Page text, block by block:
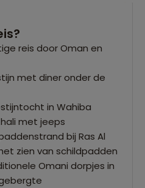
reis door Oman en
met diner onder de
in Wahiba
met jeeps
bij Ras Al
zien van schildpadden
Omani dorpjes in